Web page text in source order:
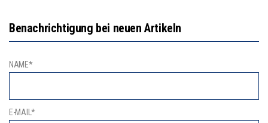
Benachrichtigung bei neuen Artikeln
NAME*
E-MAIL*